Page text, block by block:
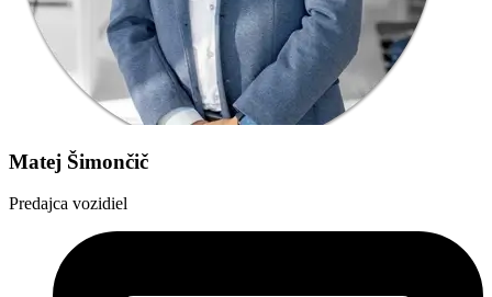
Matej Šimončič
Predajca vozidiel